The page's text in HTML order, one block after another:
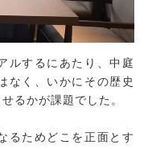
ルするにあたり、中庭
なく、いかにその歴史
るかが課題でした。
るためどこを正面とす